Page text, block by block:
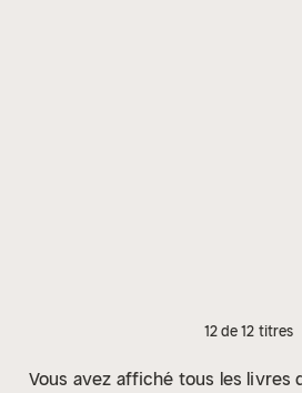
12 de 12 titres
Vous avez affiché tous les livres